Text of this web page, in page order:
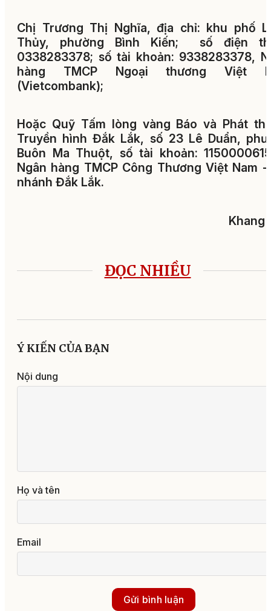
Chị Trương Thị Nghĩa, địa chỉ: khu phố
Thủy, phường Bình Kiến; số điện
0338283378; số tài khoản: 9338283378,
hàng TMCP Ngoại thương Việt
(Vietcombank);
Hoặc Quỹ Tấm lòng vàng Báo và Phát
Truyền hình Đắk Lắk, số 23 Lê Duẩn,
Buôn Ma Thuột, số tài khoản:
Ngân hàng TMCP Công Thương Việt Nam -
nhánh Đắk Lắk.
Khang
ĐỌC NHIỀU
Ý KIẾN CỦA BẠN
Nội dung
Họ và tên
Email
Gửi bình luận